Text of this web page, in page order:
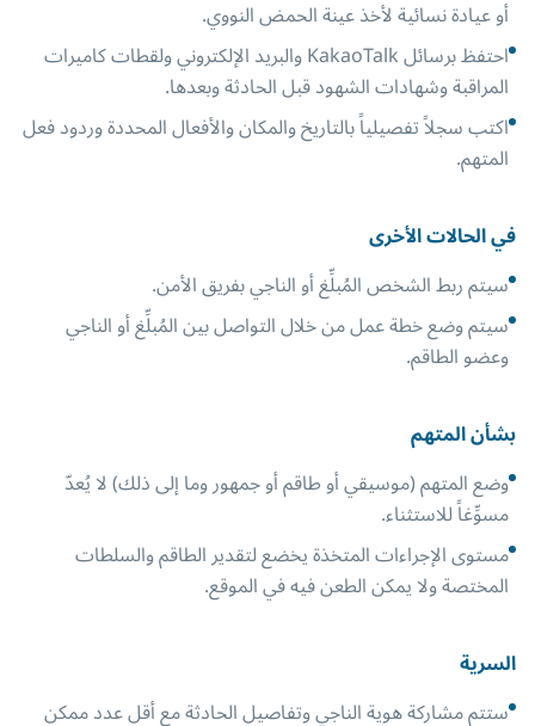
أو عيادة نسائية لأخذ عينة الحمض النووي.
احتفظ برسائل KakaoTalk والبريد الإلكتروني ولقطات كاميرات
المراقبة وشهادات الشهود قبل الحادثة وبعدها.
اكتب سجلاً تفصيلياً بالتاريخ والمكان والأفعال المحددة وردود فعل
المتهم.
في الحالات الأخرى
سيتم ربط الشخص المُبلِّغ أو الناجي بفريق الأمن.
سيتم وضع خطة عمل من خلال التواصل بين المُبلِّغ أو الناجي
وعضو الطاقم.
بشأن المتهم
وضع المتهم (موسيقي أو طاقم أو جمهور وما إلى ذلك) لا يُعدّ
مسوِّغاً للاستثناء.
مستوى الإجراءات المتخذة يخضع لتقدير الطاقم والسلطات
المختصة ولا يمكن الطعن فيه في الموقع.
السرية
ستتم مشاركة هوية الناجي وتفاصيل الحادثة مع أقل عدد ممكن